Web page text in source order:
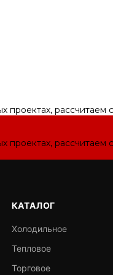
проектах,
проектах,
КАТАЛОГ
Холодильное
Тепловое
Торговое